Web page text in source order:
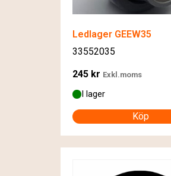
Ledlager GEEW35
33552035
245 kr Exkl.moms
I lager
Köp